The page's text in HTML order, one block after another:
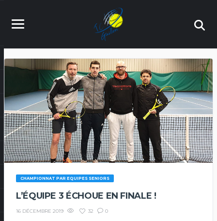
CHAMPIONNAT PAR EQUIPES SENIORS
L’ÉQUIPE 3 ÉCHOUE EN FINALE !
16 DÉCEMBRE 2019 32 0